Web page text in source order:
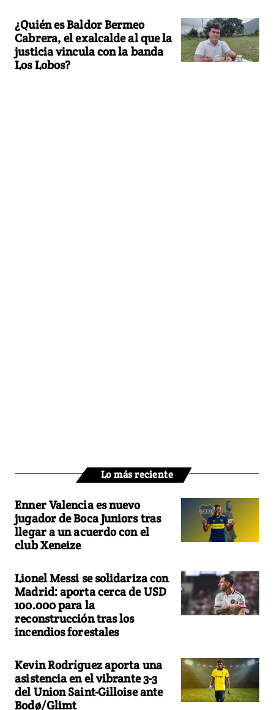
¿Quién es Baldor Bermeo
Cabrera, el exalcalde al que la
justicia vincula con la banda
Los Lobos?
Lo más reciente
Enner Valencia es nuevo
jugador de Boca Juniors tras
llegar a un acuerdo con el
club Xeneize
Lionel Messi se solidariza con
Madrid: aporta cerca de USD
100.000 para la
reconstrucción tras los
incendios forestales
Kevin Rodríguez aporta una
asistencia en el vibrante 3-3
del Union Saint-Gilloise ante
Bodø/Glimt